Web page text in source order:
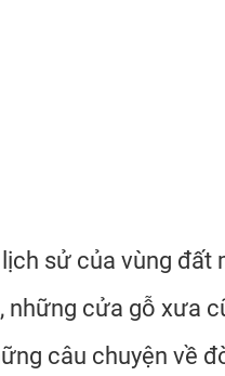
sử của vùng đất
những cửa gỗ xưa
câu chuyện về